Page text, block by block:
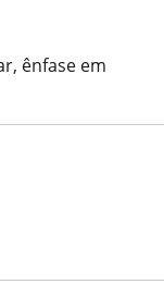
ênfase em